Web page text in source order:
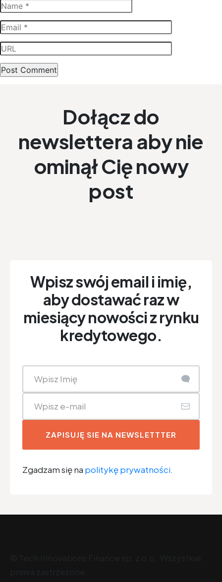
Dołącz do
newslettera aby nie
ominął Cię nowy
post
Wpisz swój email i imię,
aby dostawać raz w
miesiący nowości z rynku
kredytowego.
ZAPISUJĘ SIE NA NEWSLETTTER
Zgadzam się na politykę prywatności.